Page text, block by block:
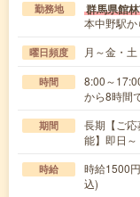
勤務地 群馬県館
本中野駅
曜日頻度 月～金・
時間
8:00～
から8時間
期間
長期【ご
能】即日～
時給
時給1500
込)